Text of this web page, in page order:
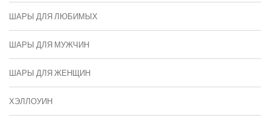
ШАРЫ ДЛЯ ЛЮБИМЫХ
ШАРЫ ДЛЯ МУЖЧИН
ШАРЫ ДЛЯ ЖЕНЩИН
ХЭЛЛОУИН